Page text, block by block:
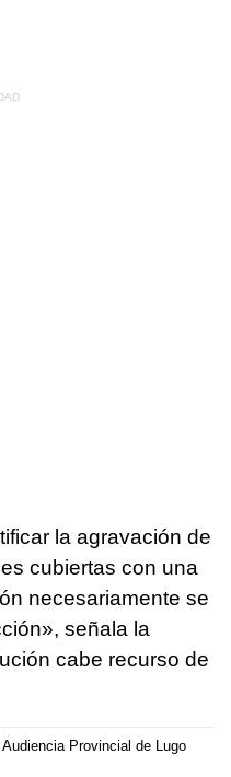
la agravación de
cubiertas con una
necesariamente se
señala la
cabe recurso de
Audiencia Provincial de Lugo